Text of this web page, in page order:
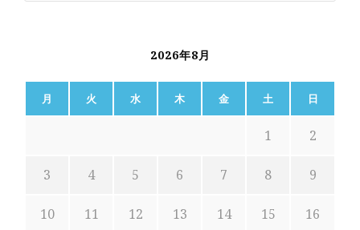
2026年8月
月 火 水 木 金 土 日
1 2
3 4 5 6 7 8 9
10 11 12 13 14 15 16